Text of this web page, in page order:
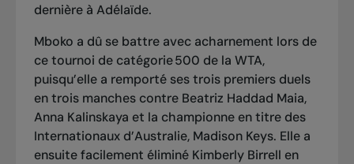
dernière à Adélaïde.
Mboko a dû se battre avec acharnement lors de
ce tournoi de catégorie 500 de la WTA,
puisqu’elle a remporté ses trois premiers duels
en trois manches contre Beatriz Haddad Maia,
Anna Kalinskaya et la championne en titre des
Internationaux d’Australie, Madison Keys. Elle a
ensuitefacilement éliminé Kimberly Birrell en